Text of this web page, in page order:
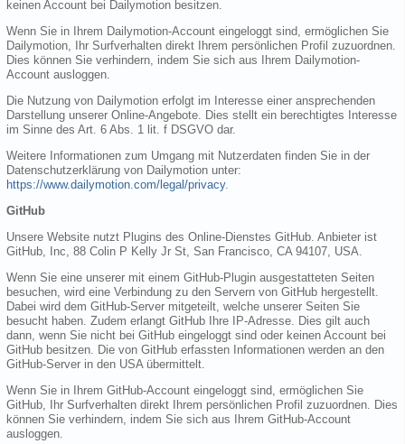
keinen Account bei Dailymotion besitzen.
Wenn Sie in Ihrem Dailymotion-Account eingeloggt sind, ermöglichen Sie
Dailymotion, Ihr Surfverhalten direkt Ihrem persönlichen Profil zuzuordnen.
Dies können Sie verhindern, indem Sie sich aus Ihrem Dailymotion-
Account ausloggen.
Die Nutzung von Dailymotion erfolgt im Interesse einer ansprechenden
Darstellung unserer Online-Angebote. Dies stellt ein berechtigtes Interesse
im Sinne des Art. 6 Abs. 1 lit. f DSGVO dar.
Weitere Informationen zum Umgang mit Nutzerdaten finden Sie in der
Datenschutzerklärung von Dailymotion unter:
https://www.dailymotion.com/legal/privacy.
GitHub
Unsere Website nutzt Plugins des Online-Dienstes GitHub. Anbieter ist
GitHub, Inc, 88 Colin P Kelly Jr St, San Francisco, CA 94107, USA.
Wenn Sie eine unserer mit einem GitHub-Plugin ausgestatteten Seiten
besuchen, wird eine Verbindung zu den Servern von GitHub hergestellt.
Dabei wird dem GitHub-Server mitgeteilt, welche unserer Seiten Sie
besucht haben. Zudem erlangt GitHub Ihre IP-Adresse. Dies gilt auch
dann, wenn Sie nicht bei GitHub eingeloggt sind oder keinen Account bei
GitHub besitzen. Die von GitHub erfassten Informationen werden an den
GitHub-Server in den USA übermittelt.
Wenn Sie in Ihrem GitHub-Account eingeloggt sind, ermöglichen Sie
GitHub, Ihr Surfverhalten direkt Ihrem persönlichen Profil zuzuordnen. Dies
können Sie verhindern, indem Sie sich aus Ihrem GitHub-Account
ausloggen.